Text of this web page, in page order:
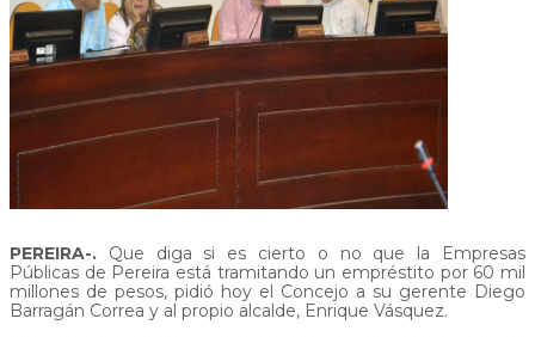
PEREIRA-. Que diga si es cierto o no que la Empresas
Públicas de Pereira está tramitando un empréstito por 60 mil
millones de pesos, pidió hoy el Concejo a su gerente Diego
Barragán Correa y al propio alcalde, Enrique Vásquez.